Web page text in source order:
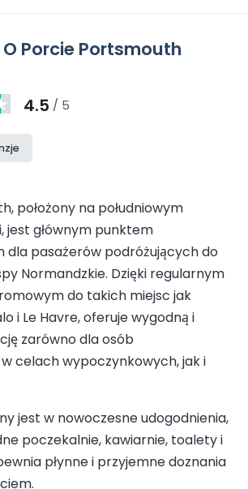
Porcie Portsmouth
4.5 / 5
położony na południowym
jest głównym punktem
dla pasażerów podróżujących do
Normandzkie. Dzięki regularnym
do takich miejsc jak
i Le Havre, oferuje wygodną i
zarówno dla osób
celach wypoczynkowych, jak i
jest w nowoczesne udogodnienia,
poczekalnie, kawiarnie, toalety i
płynne i przyjemne doznania